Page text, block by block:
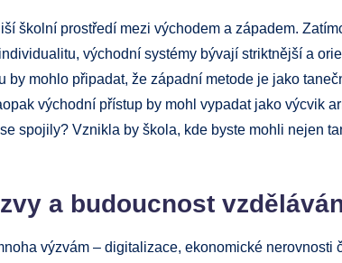
školní prostředí mezi východem a západem.
východní systémy bývají striktnější a
by mohlo připadat, že západní metode je jako
východní přístup by mohl vypadat jako výcvik
spojily? Vznikla by škola, kde byste mohli nejen
a budoucnost
výzvám – digitalizace, ekonomické nerovnosti